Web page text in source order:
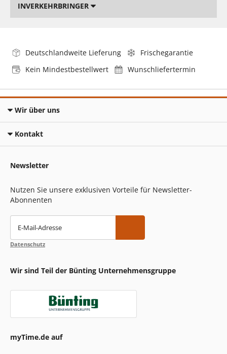
INVERKEHRBRINGER
Deutschlandweite Lieferung
Frischegarantie
Kein Mindestbestellwert
Wunschliefertermin
Wir über uns
Kontakt
Newsletter
Nutzen Sie unsere exklusiven Vorteile für Newsletter-
Abonnenten
E-Mail-Adresse
Datenschutz
Wir sind Teil der Bünting Unternehmensgruppe
myTime.de auf